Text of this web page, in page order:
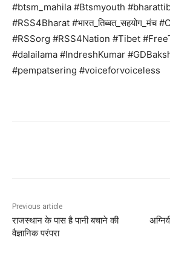
#btsm_mahila #Btsmyouth
#RSS4Bharat #भारत_तिब्बत_सहयोग_मंच
#RSSorg #RSS4Nation #Tibet
#dalailama #IndreshKumar
#pempatsering #voiceforvoiceless
Previous article
राजस्थान के पास है पानी बचाने की
वैज्ञानिक परंपरा